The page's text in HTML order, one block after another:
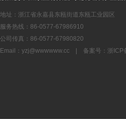
地址：浙江省永嘉县东瓯街道东瓯工业园区
服务热线：86-0577-67986910
公司传真：86-0577-67980820
Email： yzj@wwwwww.cc | 备案号： 浙ICP